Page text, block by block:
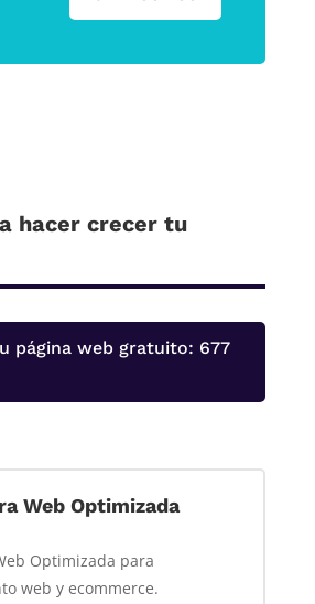
hacer crecer tu
página web gratuito: 677
Web Optimizada
Optimizada para
web y ecommerce.